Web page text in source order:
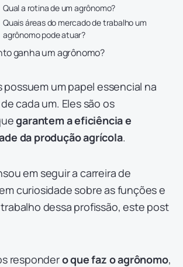
Qual a rotina de um agrônomo?
Quais áreas do mercado de trabalho um
agrônomo pode atuar?
ganha um agrônomo?
possuem um papel essencial na
cada um. Eles são os
garantem a eficiência e
da produção agrícola.
em seguir a carreira de
curiosidade sobre as funções e
dessa profissão, este post
respondero que faz o agrônomo,